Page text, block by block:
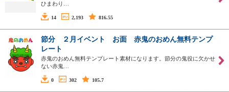
ひまわり…
14 2,193 816.55
節分 ２月イベント お面 赤鬼のおめん無料テンプ
レート
赤鬼のおめん無料テンプレート素材になります。節分の鬼役に欠かせ
ない赤鬼…
0 302 105.7